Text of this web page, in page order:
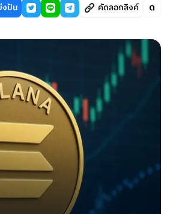
งปัน คัดลอกลิงค์